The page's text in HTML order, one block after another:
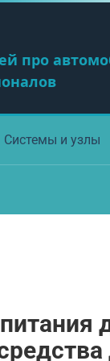
про
Системы и узлы